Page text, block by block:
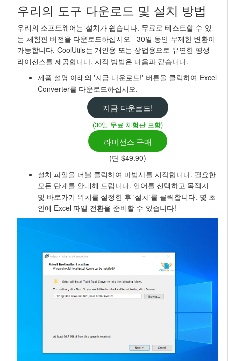
우리의 도구 다운로드 및 설치 방법
우리의 소프트웨어는 설치가 쉽습니다. 무료로 테스트할 수 있
는 체험판 버전을 다운로드하십시오 - 30일 동안 무제한 변환이
가능합니다. CoolUtils는 개인용 또는 상업용으로 유연한 평생
라이선스를 제공합니다. 시작 방법은 다음과 같습니다.
제품 설명 아래의 '지금 다운로드!' 버튼을 클릭하여 Excel
Converter를 다운로드하십시오.
지금 다운로드!
(30일 무료 체험판 포함)
라이선스 구매
(단 $49.90)
설치 파일을 더블 클릭하여 마법사를 시작합니다. 필요한
모든 단계를 안내해 드립니다. 언어를 선택하고 목적지
및 바로가기 위치를 설정한 후 '설치'를 클릭합니다. 몇 초
안에 Excel 파일 전환을 준비할 수 있습니다!